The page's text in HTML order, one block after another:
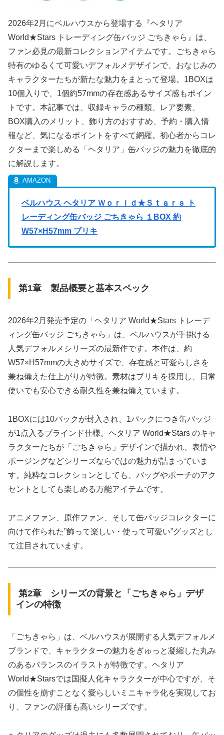
2026年2月にベルハウスから登場する『ヘタリア
World★Stars トレーディング缶バッジ ごちきゃら』は、
ファン必見の最新コレクションアイテムです。ごちきゃら
特有のゆるくて可愛いデフォルメデザインで、おなじみの
キャラクターたちが新たな魅力をまとって登場。1BOXは
10個入りで、1個約57mmの存在感あるサイズ感もポイン
トです。本記事では、収録キャラの種類、レア要素、
BOX購入のメリット、飾り方のおすすめ、予約・購入情
報など、気になるポイントをすべて網羅。初心者からコレ
クターまで楽しめる「ヘタリア」缶バッジの魅力を徹底的
に解説します。
ベルハウス ヘタリア Ｗｏｒｌｄ★Ｓｔａｒｓ ト
レーディング缶バッジ ごちきゃら １BOX 約
W57×H57mm ブリキ
第1章 製品概要と基本スペック
2026年2月発売予定の「ヘタリア World★Stars トレーデ
ィング缶バッジ ごちきゃら」は、ベルハウスが手掛ける
人気デフォルメシリーズの最新作です。本作は、約
W57×H57mmの大きめサイズで、存在感と可愛らしさを
兼ね備えた仕上がりが特徴。素材はブリキを採用し、日常
使いでも安心できる耐久性を兼ね備えています。
1BOXには10パックが封入され、1パックにつき缶バッジ
が1点入るブラインド仕様。ヘタリア World★Stars のキャ
ラクターたちが「ごちきゃら」デザインで描かれ、表情や
ポージングなどシリーズならではの魅力が詰まっていま
す。純粋なコレクションとしても、バッグやポーチのアク
セントとしても楽しめる万能アイテムです。
アニメファン、原作ファン、そして缶バッジコレクターに
向けて作られた”飾って楽しい・使って可愛い”グッズとし
て注目されています。
第2章 シリーズの背景と「ごちきゃら」デザ
インの特徴
「ごちきゃら」は、ベルハウスが展開する人気デフォルメ
ブランドで、キャラクターの魅力をぎゅっと凝縮した丸み
のあるバランスのイラストが特徴です。ヘタリア
World★Starsでは国擬人化キャラクターが中心ですが、そ
の個性を崩すことなく愛らしいミニキャラ化を実現してお
り、ファンの評価も高いシリーズです。